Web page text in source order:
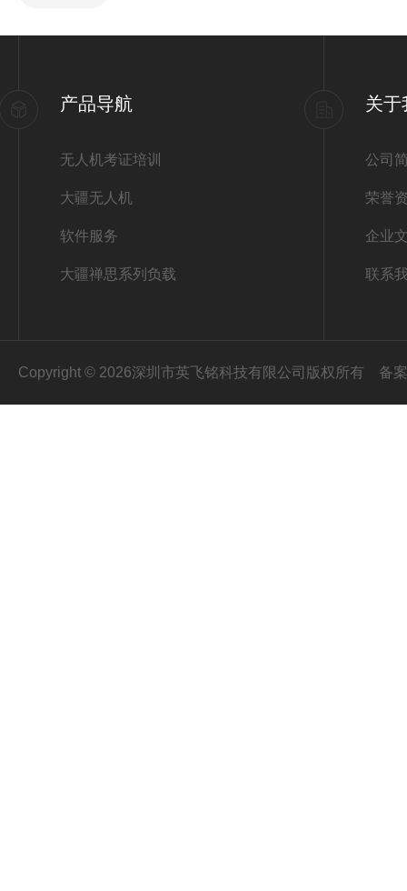
产品导航
无人机考证培训
大疆无人机
软件服务
大疆禅思系列负载
关于
公司
荣誉
企业
联系
Copyright © 2026深圳市英飞铭科技有限公司版权所有 备